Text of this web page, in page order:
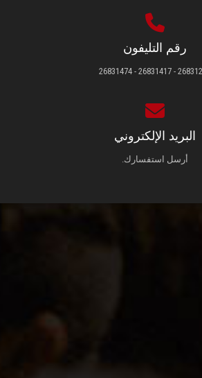
رقم التليفون
26831231 - 26831417 -
البريد الإلكتروني
أرسل استفسارك.